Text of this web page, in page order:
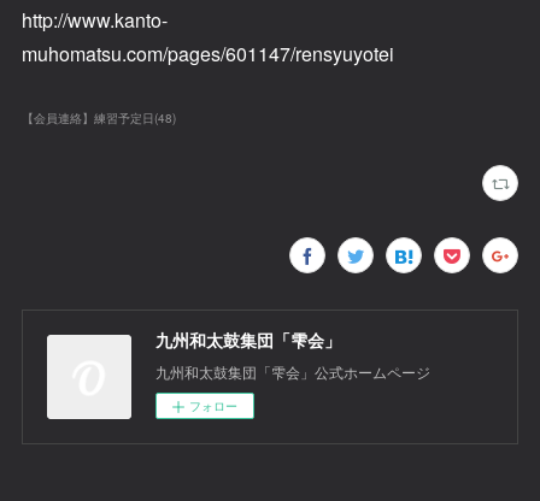
http://www.kanto-
muhomatsu.com/pages/601147/rensyuyotei
【会員連絡】練習予定日(48)
九州和太鼓集団「雫会」
九州和太鼓集団「雫会」公式ホームページ
フォロー